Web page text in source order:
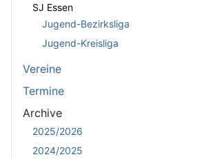
SJ Essen
Jugend-Bezirksliga
Jugend-Kreisliga
Vereine
Termine
Archive
2025/2026
2024/2025